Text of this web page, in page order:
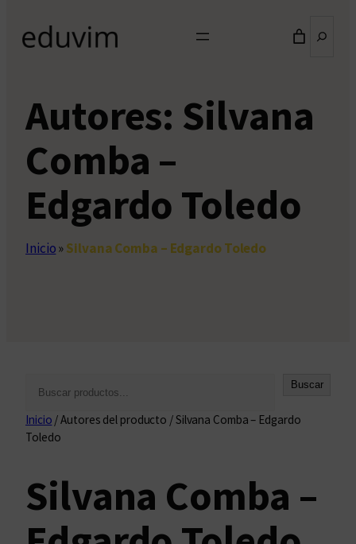
Autores: Silvana
Comba –
Edgardo Toledo
Inicio»Silvana Comba – Edgardo Toledo
s
c
r
Buscar
Inicio / Autores del producto / Silvana Comba – Edgardo
Toledo
Silvana Comba –